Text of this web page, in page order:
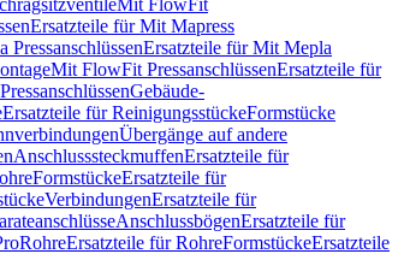
Mit FlowFit
Ersatzteile für Mit Mapress
PressanschlüssenErsatzteile für Mit Mepla
Mit FlowFit PressanschlüssenErsatzteile für
Gebäude-
Ersatzteile für ReinigungsstückeFormstücke
Übergänge auf andere
AnschlusssteckmuffenErsatzteile für
FormstückeErsatzteile für
VerbindungenErsatzteile für
AnschlussbögenErsatzteile für
RohreErsatzteile für RohreFormstückeErsatzteile